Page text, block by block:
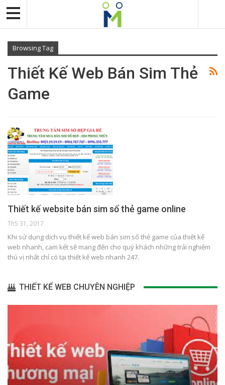
Browsing Tag
Thiết Kế Web Bán Sim Thẻ
Game
Thiết kế website bán sim số thẻ game online
Th5 31, 2017
Khi sử dụng dịch vụ thiết kế web bán sim số thẻ game của thiết kế
web nhanh, cam kết sẽ mang đến cho quý khách những trải nghiệm
thú vị nhất chỉ có tại thiết kế web nhanh 247.
THIẾT KẾ WEB CHUYÊN NGHIỆP